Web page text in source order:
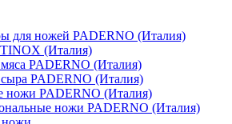
для ножей PADERNO (Италия)
(Италия)
PADERNO (Италия)
PADERNO (Италия)
ножи PADERNO (Италия)
ножи PADERNO (Италия)